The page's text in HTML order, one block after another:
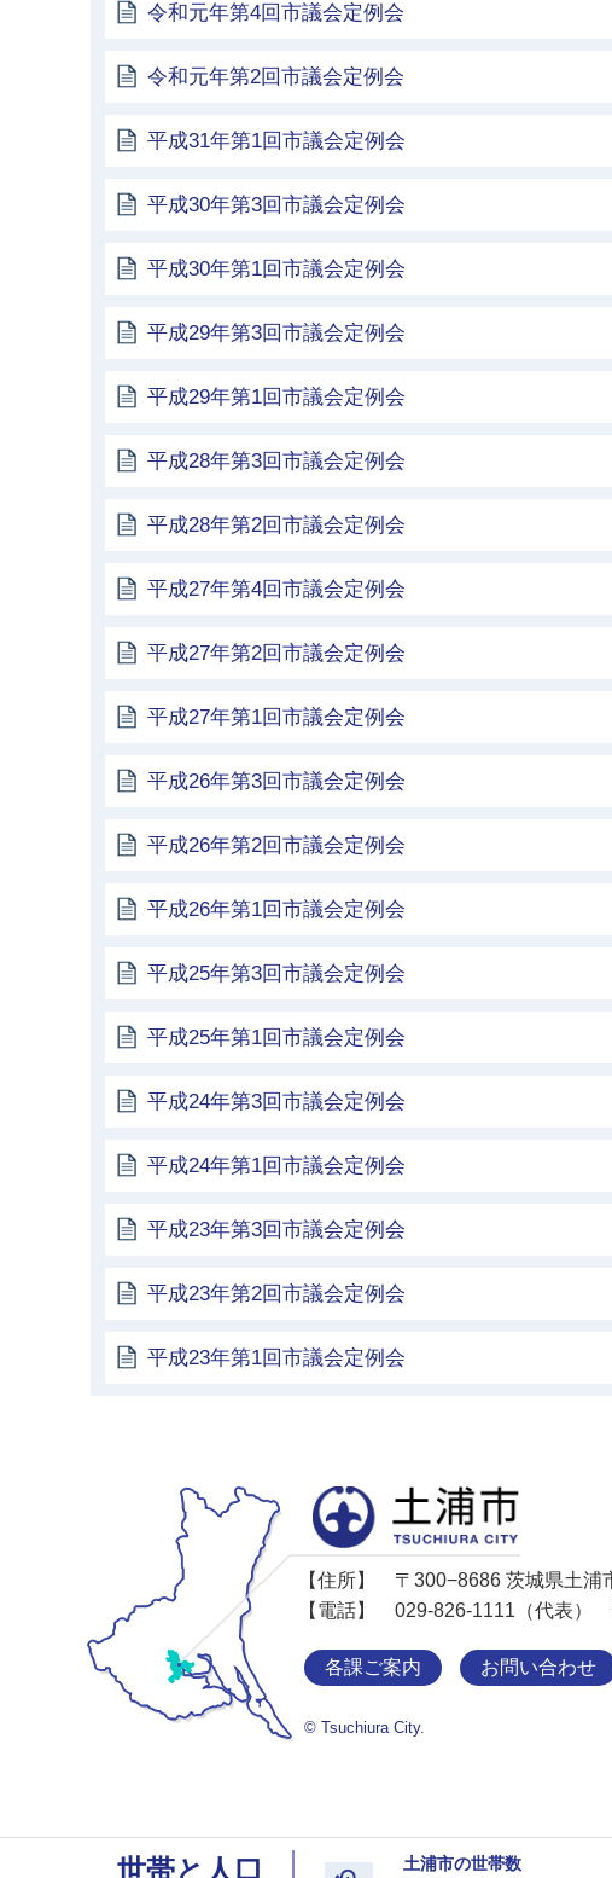
令和元年第4回市議会定例会
令和元年第2回市議会定例会
平成31年第1回市議会定例会
平成30年第3回市議会定例会
平成30年第1回市議会定例会
平成29年第3回市議会定例会
平成29年第1回市議会定例会
平成28年第3回市議会定例会
平成28年第2回市議会定例会
平成27年第4回市議会定例会
平成27年第2回市議会定例会
平成27年第1回市議会定例会
平成26年第3回市議会定例会
平成26年第2回市議会定例会
平成26年第1回市議会定例会
平成25年第3回市議会定例会
平成25年第1回市議会定例会
平成24年第3回市議会定例会
平成24年第1回市議会定例会
平成23年第3回市議会定例会
平成23年第2回市議会定例会
平成23年第1回市議会定例会
【住所】
〒300−8686 茨城県土浦
【電話】
029-826-1111（代表）
各課ご案内 お問い合わせ
© Tsuchiura City.